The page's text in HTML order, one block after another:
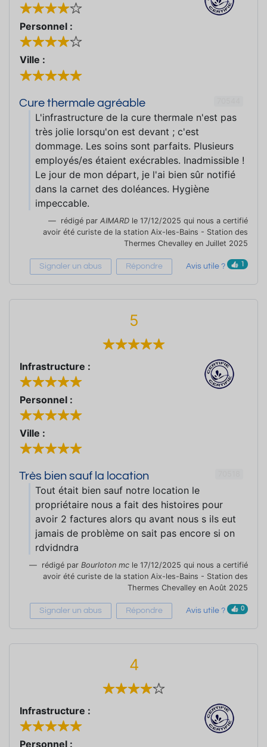
Personnel :
Ville :
Cure thermale agréable
L'infrastructure de la cure thermale n'est pas
très jolie lorsqu'on est devant ; c'est
dommage. Les soins sont parfaits. Plusieurs
employés/es étaient exécrables. Inadmissible !
Le jour de mon départ, je l'ai bien sûr notifié
dans la carnet des doléances. Hygiène
impeccable.
rédigé par AIMARD le 17/12/2025 qui nous a certifié
avoir été curiste de la station Aix-les-Bains - Station des
Thermes Chevalley en Juillet 2025
Signaler un abus Répondre Avis utile ? 1
5
Infrastructure :
Personnel :
Ville :
Très bien sauf la location
Tout était bien sauf notre location le
propriétaire nous a fait des histoires pour
avoir 2 factures alors qu avant nous s ils eut
jamais de problème on sait pas encore si on
rdvidndra
rédigé par Bourloton mc le 17/12/2025 qui nous a certifié
avoir été curiste de la station Aix-les-Bains - Station des
Thermes Chevalley en Août 2025
Signaler un abus Répondre Avis utile ? 0
4
Infrastructure :
Personnel :